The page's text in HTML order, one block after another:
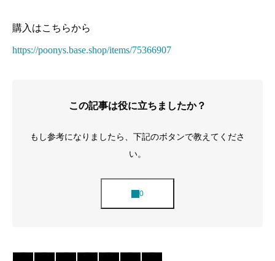
購入はこちらから
https://poonys.base.shop/items/75366907
この記事は役に立ちましたか？
もし参考になりましたら、下記のボタンで教えてくださ
い。